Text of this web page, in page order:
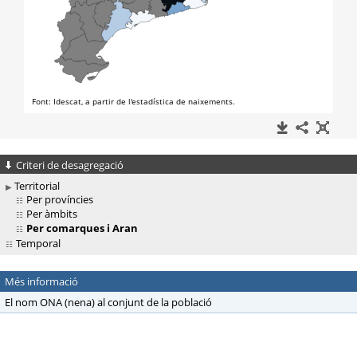
Criteri de desagregació
Territorial
Per províncies
Per àmbits
Per comarques i Aran
Temporal
Més informació
El nom ONA (nena) al conjunt de la població